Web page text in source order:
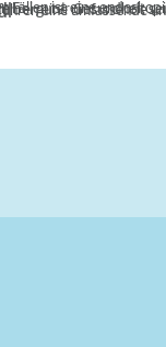
Fällen ist eine
bei guter Gesundheit
eine umfassende